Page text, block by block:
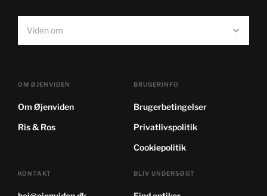
Viden om
OM ØJENVIDEN
Om Øjenviden
Ris & Ros
BRUGERINFO
Brugerbetingelser
Privatlivspolitik
Cookiepolitik
KONTAKT BLIV UNDERSØGT